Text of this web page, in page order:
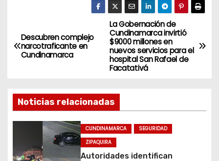
N
a
e
g
c
La Gobernación de
Cundinamarca invirtió
$9000 millones en
nuevos servicios para el
hospital San Rafael de
Facatativá
Descubren complejo
narcotraficante en
Cundinamarca
Noticias relacionadas
CUNDINAMARCA
SEGURIDAD
ZIPAQUIRA
Autoridades identifican